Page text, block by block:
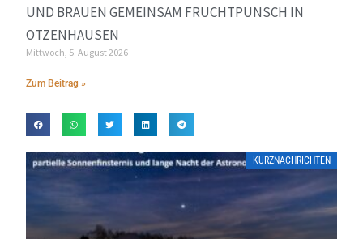
UND BRAUEN GEMEINSAM FRUCHTPUNSCH IN
OTZENHAUSEN
Mittwoch, 5. August 2026
Zum Beitrag »
KURZNACHRICHTEN